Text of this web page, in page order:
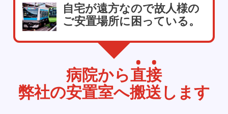
自宅が遠方なので故人様の
ご安置場所に困っている。
病院から直接
弊社の安置室へ搬送します